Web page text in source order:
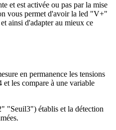
et est activée ou pas par la mise
vous permet d'avoir la led "V+"
ainsi d'adapter au mieux ce
en permanence les tensions
et les compare à une variable
"Seuil3") établis et la détection